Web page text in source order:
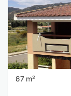
67 m²